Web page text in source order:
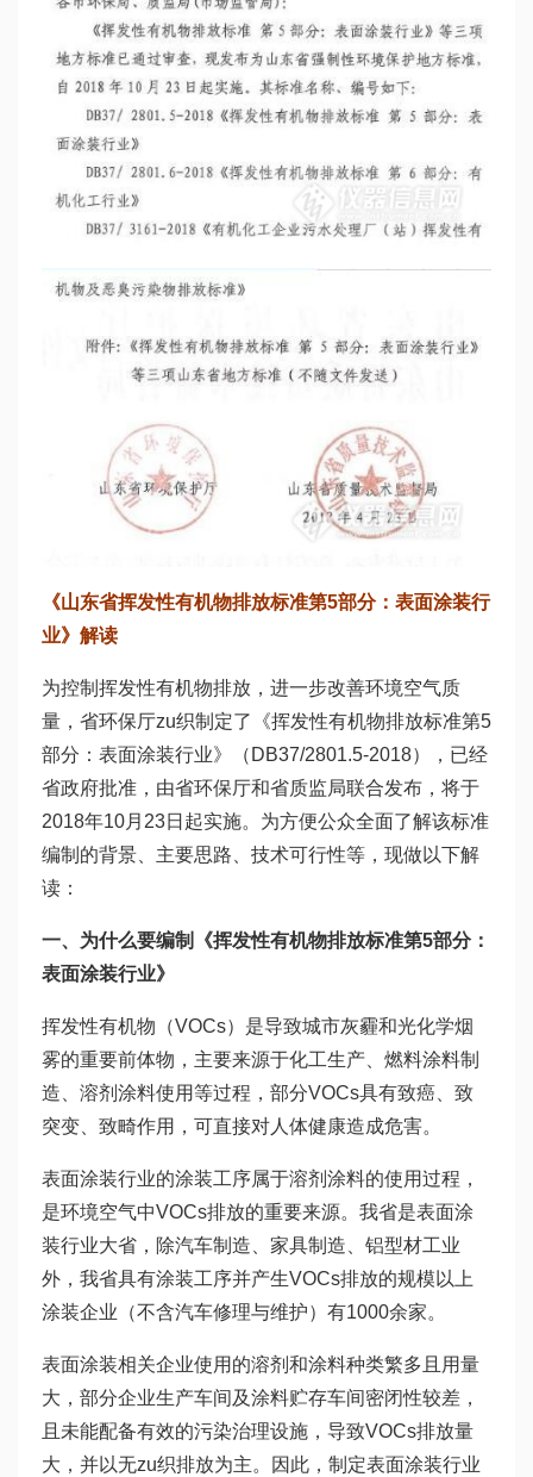
《山东省挥发性有机物排放标准第5部分：表面涂装行
业》解读
为控制挥发性有机物排放，进一步改善环境空气质
量，省环保厅zu织制定了《挥发性有机物排放标准第5
部分：表面涂装行业》（DB37/2801.5-2018），已经
省政府批准，由省环保厅和省质监局联合发布，将于
2018年10月23日起实施。为方便公众全面了解该标准
编制的背景、主要思路、技术可行性等，现做以下解
读：
一、为什么要编制《挥发性有机物排放标准第5部分：
表面涂装行业》
挥发性有机物（VOCs）是导致城市灰霾和光化学烟
雾的重要前体物，主要来源于化工生产、燃料涂料制
造、溶剂涂料使用等过程，部分VOCs具有致癌、致
突变、致畸作用，可直接对人体健康造成危害。
表面涂装行业的涂装工序属于溶剂涂料的使用过程，
是环境空气中VOCs排放的重要来源。我省是表面涂
装行业大省，除汽车制造、家具制造、铝型材工业
外，我省具有涂装工序并产生VOCs排放的规模以上
涂装企业（不含汽车修理与维护）有1000余家。
表面涂装相关企业使用的溶剂和涂料种类繁多且用量
大，部分企业生产车间及涂料贮存车间密闭性较差，
且未能配备有效的污染治理设施，导致VOCs排放量
大，并以无zu织排放为主。因此，制定表面涂装行业